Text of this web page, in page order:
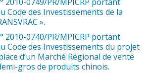
Code des Investissements de la
».
2010-0740/PR/MPICRP portant
Code des Investissements du projet
d’un Marché Régional de vente
gros de produits chinois.